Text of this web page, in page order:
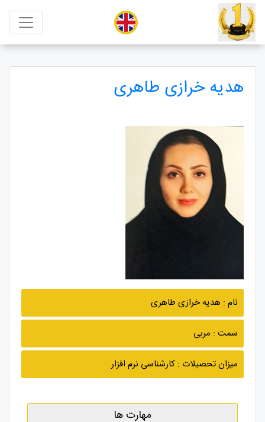
هدیه خرازی طاهری
نام : هدیه خرازی طاهری
سمت : مربی
میزان تحصیلات : کارشناسی نرم افزار
مهارت ها